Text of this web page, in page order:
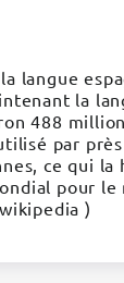
langue
la
488
par
ce qui la
pour le
)